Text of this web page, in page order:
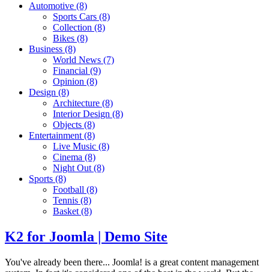
Automotive (8)
Sports Cars (8)
Collection (8)
Bikes (8)
Business (8)
World News (7)
Financial (9)
Opinion (8)
Design (8)
Architecture (8)
Interior Design (8)
Objects (8)
Entertainment (8)
Live Music (8)
Cinema (8)
Night Out (8)
Sports (8)
Football (8)
Tennis (8)
Basket (8)
K2 for Joomla | Demo Site
You've already been there... Joomla! is a great content management